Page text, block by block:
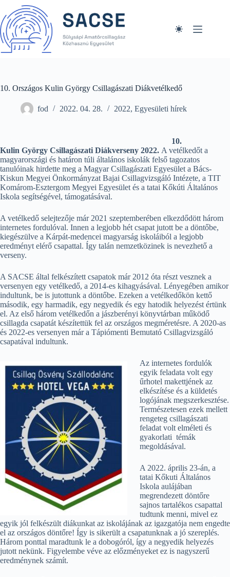
content
10. Országos Kulin György Csillagászati Diákvetélkedő
fod 2022. 04. 28. 2022, Egyesületi hírek
10.
Kulin György Csillagászati Diákverseny 2022. A vetélkedőt a
magyarországi és határon túli általános iskolák felső tagozatos
tanulóinak hirdette meg a Magyar Csillagászati Egyesület a Bács-
Kiskun Megyei Önkormányzat Bajai Csillagvizsgáló Intézete, a TIT
Komárom-Esztergom Megyei Egyesület és a tatai Kőkúti Általános
Iskola segítségével, támogatásával.
A vetélkedő selejtezője már 2021 szeptemberében elkezdődött három
internetes fordulóval. Innen a legjobb hét csapat jutott be a döntőbe,
kiegészülve a Kárpát-medencei magyarság iskoláiból a legjobb
eredményt elérő csapattal. Így talán nemzetközinek is nevezhető a
verseny.
A SACSE által felkészített csapatok már 2012 óta részt vesznek a
versenyen egy vetélkedő, a 2014-es kihagyásával. Lényegében amikor
indultunk, be is jutottunk a döntőbe. Ezeken a vetélkedőkön kettő
második, egy harmadik, egy negyedik és egy hatodik helyezést értünk
el. Az első három vetélkedőn a jászberényi könyvtárban működő
csillagda csapatát készítettük fel az országos megméretésre. A 2020-as
és 2022-es versenyen már a Tápiómenti Bemutató Csillagvizsgáló
csapatával indultunk.
Az internetes fordulók
egyik feladata volt egy
űrhotel makettjének az
elkészítése és a küldetés
logójának megszerkesztése.
Természetesen ezek mellett
rengeteg csillagászati
feladat volt elméleti és
gyakorlati témák
megoldásával.
A 2022. április 23-án, a
tatai Kőkuti Általános
Iskola aulájában
megrendezett döntőre
sajnos tartalékos csapattal
tudtunk menni, mivel ez
egyik jól felkészült diákunkat az iskolájának az igazgatója nem engedte
el az országos döntőre! Így is sikerült a csapatunknak a jó szereplés.
Három ponttal maradtunk le a dobogóról, így a negyedik helyezés
jutott nekünk. Figyelembe véve az előzményeket ez is nagyszerű
eredménynek számít.